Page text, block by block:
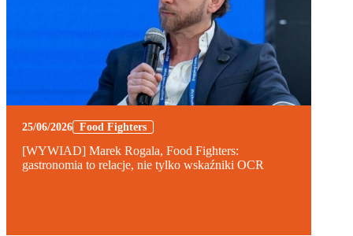
25/06/2026 Food Fighters
[WYWIAD] Marek Rogala, Food Fighters:
gastronomia to relacje, nie tylko wskaźniki OCR